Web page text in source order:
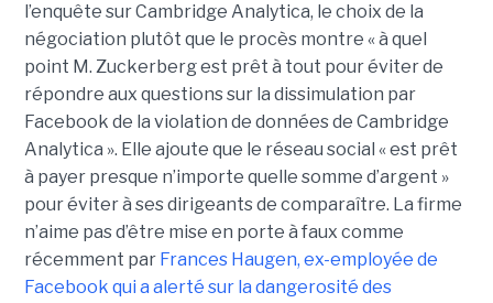
l’enquête sur Cambridge Analytica, le choix de la
négociation plutôt que le procès montre « à quel
point M. Zuckerberg est prêt à tout pour éviter de
répondre aux questions sur la dissimulation par
Facebook de la violation de données de Cambridge
Analytica ». Elle ajoute que le réseau social « est prêt
à payer presque n’importe quelle somme d’argent »
pour éviter à ses dirigeants de comparaître. La firme
n’aime pas d’être mise en porte à faux comme
récemment par Frances Haugen, ex-employée de
Facebook qui a alerté sur la dangerosité des